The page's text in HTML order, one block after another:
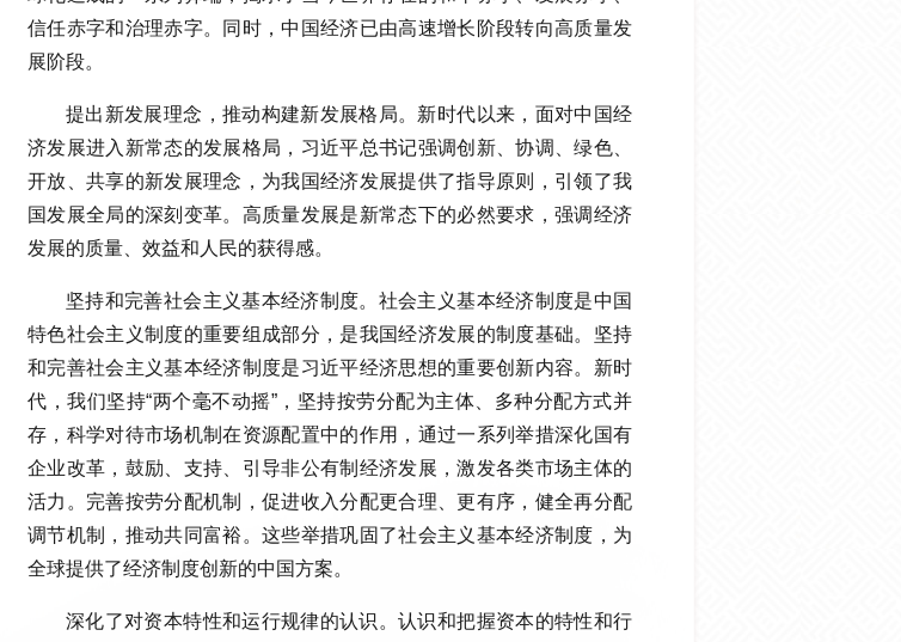
信任赤字和治理赤字。同时，中国经济已由高速增长阶段转向高质量发
展阶段。
提出新发展理念，推动构建新发展格局。新时代以来，面对中国经
济发展进入新常态的发展格局，习近平总书记强调创新、协调、绿色、
开放、共享的新发展理念，为我国经济发展提供了指导原则，引领了我
国发展全局的深刻变革。高质量发展是新常态下的必然要求，强调经济
发展的质量、效益和人民的获得感。
坚持和完善社会主义基本经济制度。社会主义基本经济制度是中国
特色社会主义制度的重要组成部分，是我国经济发展的制度基础。坚持
和完善社会主义基本经济制度是习近平经济思想的重要创新内容。新时
代，我们坚持“两个毫不动摇”，坚持按劳分配为主体、多种分配方式并
存，科学对待市场机制在资源配置中的作用，通过一系列举措深化国有
企业改革，鼓励、支持、引导非公有制经济发展，激发各类市场主体的
活力。完善按劳分配机制，促进收入分配更合理、更有序，健全再分配
调节机制，推动共同富裕。这些举措巩固了社会主义基本经济制度，为
全球提供了经济制度创新的中国方案。
深化了对资本特性和运行规律的认识。认识和把握资本的特性和行